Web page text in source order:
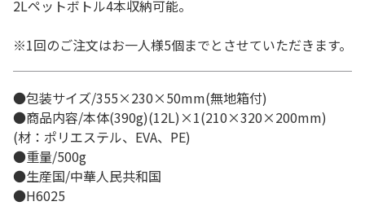
2Lペットボトル4本収納可能。
※1回のご注文はお一人様5個までとさせていただきます。
●包装サイズ/355×230×50mm(無地箱付)
●商品内容/本体(390g)(12L)×1(210×320×200mm)
(材：ポリエステル、EVA、PE)
●重量/500g
●生産国/中華人民共和国
●H6025